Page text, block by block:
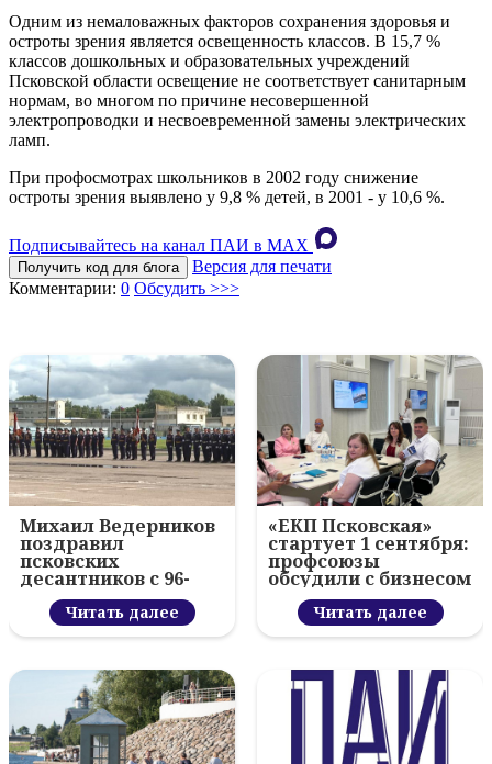
Одним из немаловажных факторов сохранения здоровья и
остроты зрения является освещенность классов. В 15,7 %
классов дошкольных и образовательных учреждений
Псковской области освещение не соответствует санитарным
нормам, во многом по причине несовершенной
электропроводки и несвоевременной замены электрических
ламп.
При профосмотрах школьников в 2002 году снижение
остроты зрения выявлено у 9,8 % детей, в 2001 - у 10,6 %.
Подписывайтесь на канал ПАИ в MAХ
Получить код для блога
Версия для печати
Комментарии: 0 Обсудить >>>
Михаил Ведерников
поздравил
псковских
десантников с 96-
летием ВДВ и
вручил награды
Читать далее
«ЕКП Псковская»
стартует 1 сентября:
профсоюзы
обсудили с бизнесом
новый цифровой
проектЧитать далее